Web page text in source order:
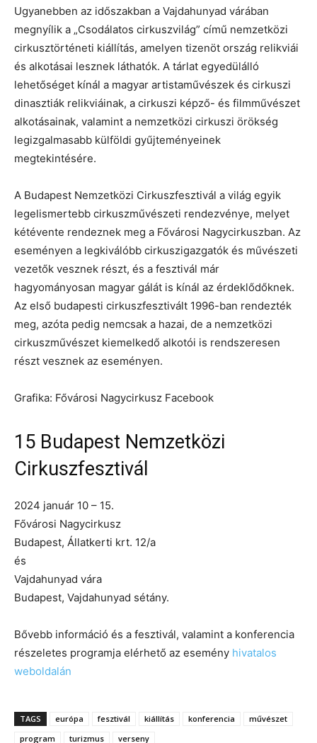
Ugyanebben az időszakban a Vajdahunyad várában
megnyílik a „Csodálatos cirkuszvilág” című nemzetközi
cirkusztörténeti kiállítás, amelyen tizenöt ország relikviái
és alkotásai lesznek láthatók. A tárlat egyedülálló
lehetőséget kínál a magyar artistaművészek és cirkuszi
dinasztiák relikviáinak, a cirkuszi képző- és filmművészet
alkotásainak, valamint a nemzetközi cirkuszi örökség
legizgalmasabb külföldi gyűjteményeinek
megtekintésére.
A Budapest Nemzetközi Cirkuszfesztivál a világ egyik
legelismertebb cirkuszművészeti rendezvénye, melyet
kétévente rendeznek meg a Fővárosi Nagycirkuszban. Az
eseményen a legkiválóbb cirkuszigazgatók és művészeti
vezetők vesznek részt, és a fesztivál már
hagyományosan magyar gálát is kínál az érdeklődőknek.
Az első budapesti cirkuszfesztivált 1996-ban rendezték
meg, azóta pedig nemcsak a hazai, de a nemzetközi
cirkuszművészet kiemelkedő alkotói is rendszeresen
részt vesznek az eseményen.
Grafika: Fővárosi Nagycirkusz Facebook
15 Budapest Nemzetközi
Cirkuszfesztivál
2024 január 10 – 15.
Fővárosi Nagycirkusz
Budapest, Állatkerti krt. 12/a
és
Vajdahunyad vára
Budapest, Vajdahunyad sétány.
Bővebb információ és a fesztivál, valamint a konferencia
részeletes programja elérhető az esemény hivatalos
weboldalán
TAGS európa fesztivál kiállítás konferencia
művészet
program
turizmus verseny